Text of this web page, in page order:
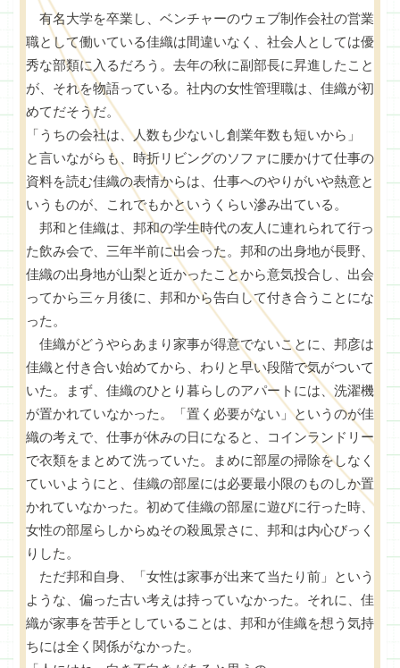
有名大学を卒業し、ベンチャーのウェブ制作会社の営業
職として働いている佳織は間違いなく、社会人としては優
秀な部類に入るだろう。去年の秋に副部長に昇進したこと
が、それを物語っている。社内の女性管理職は、佳織が初
めてだそうだ。
「うちの会社は、人数も少ないし創業年数も短いから」
と言いながらも、時折リビングのソファに腰かけて仕事の
資料を読む佳織の表情からは、仕事へのやりがいや熱意と
いうものが、これでもかというくらい滲み出ている。
邦和と佳織は、邦和の学生時代の友人に連れられて行っ
た飲み会で、三年半前に出会った。邦和の出身地が長野、
佳織の出身地が山梨と近かったことから意気投合し、出会
ってから三ヶ月後に、邦和から告白して付き合うことにな
った。
佳織がどうやらあまり家事が得意でないことに、邦彦は
佳織と付き合い始めてから、わりと早い段階で気がついて
いた。まず、佳織のひとり暮らしのアパートには、洗濯機
が置かれていなかった。「置く必要がない」というのが佳
織の考えで、仕事が休みの日になると、コインランドリー
で衣類をまとめて洗っていた。まめに部屋の掃除をしなく
ていいようにと、佳織の部屋には必要最小限のものしか置
かれていなかった。初めて佳織の部屋に遊びに行った時、
女性の部屋らしからぬその殺風景さに、邦和は内心びっく
りした。
ただ邦和自身、「女性は家事が出来て当たり前」という
ような、偏った古い考えは持っていなかった。それに、佳
織が家事を苦手としていることは、邦和が佳織を想う気持
ちには全く関係がなかった。